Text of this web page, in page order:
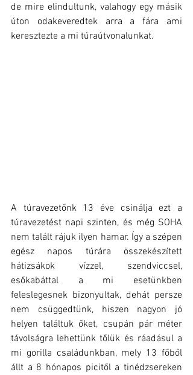
de mire elindultunk, valahogy egy másik
úton odakeveredtek arra a fára ami
keresztezte a mi túraútvonalunkat.
A túravezetőnk 13 éve csinálja ezt a
túravezetést napi szinten, és még SOHA
nem talált rájuk ilyen hamar. Így a szépen
egész napos túrára összekészített
hátizsákok vízzel, szendviccsel,
esőkabáttal a mi esetünkben
feleslegesnek bizonyultak, dehát persze
nem csüggedtünk, hiszen nagyon jó
helyen találtuk őket, csupán pár méter
távolságra lehettünk tőlük és ráadásul a
mi gorilla családunkban, mely 13 főből
állt a 8 hónapos picitől a tinédzsereken